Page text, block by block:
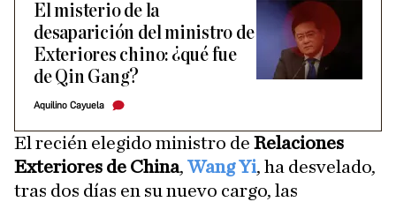
El misterio de la
desaparición del ministro de
Exteriores chino: ¿qué fue
de Qin Gang?
Aquilino Cayuela
El recién elegido ministro de Relaciones
Exteriores de China, Wang Yi, ha desvelado,
tras dos días en su nuevo cargo, las